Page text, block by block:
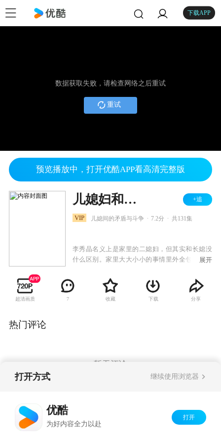
下载APP
数据获取失败，请检查网络之后重试
重试
预览播放中，打开优酷APP看高清完整版
儿媳妇和少奶奶 +追
VIP 儿媳间的矛盾与斗争 7.2分 共131集
李秀晶名义上是家里的二媳妇，但其实和长媳没
什么区别。家里大大小小的事情里外全包，要照
领生活的大姑子每天只知道打扮的光鲜亮丽的进
进出出。即使这样，李秀晶也坚信，只要长媳进
了家门，自己就能脱离夫家的苦海。但，进了门
展开
超清画质 7 收藏 下载 分享
热门评论
暂无评论
打开方式 继续使用浏览器
优酷
为好内容全力以赴
打开